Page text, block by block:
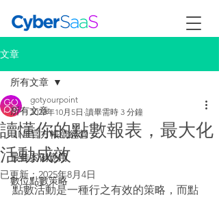
文章
所有文章
LINE官方帳號經營
最佳案例應用
數位點數策略
所有文章
讀懂你的點數報表，最大化
活動成效
gotyourpoint
2023年10月5日 讀畢需時 3 分鐘
已更新：2025年8月4日
點數活動是一種行之有效的策略，而點